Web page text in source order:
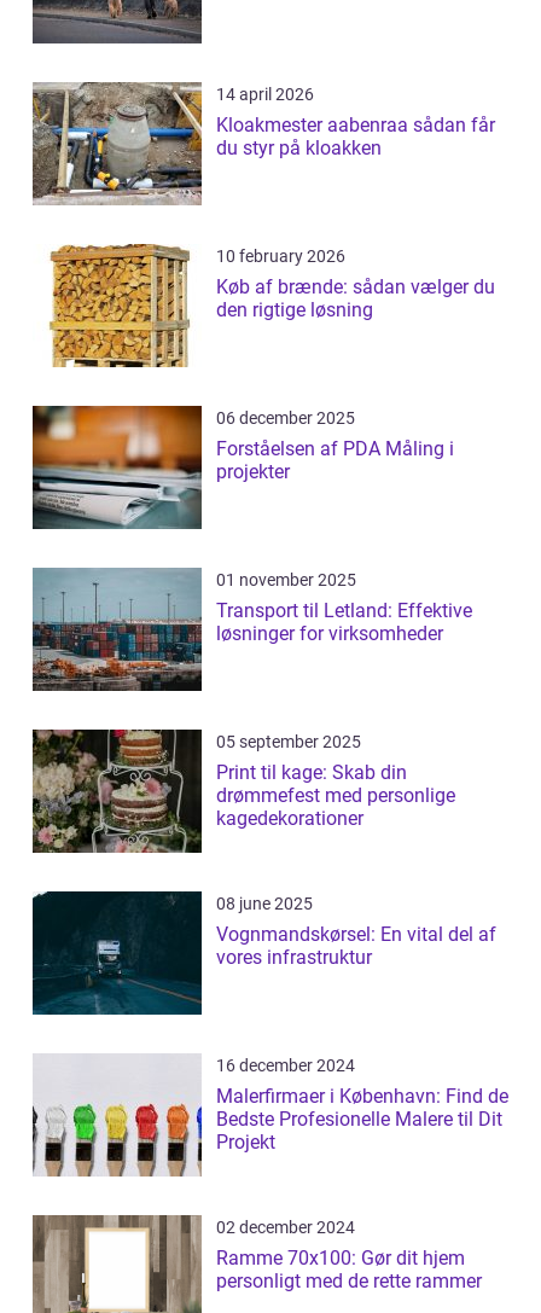
14 april 2026
Kloakmester aabenraa sådan får
du styr på kloakken
10 february 2026
Køb af brænde: sådan vælger du
den rigtige løsning
06 december 2025
Forståelsen af PDA Måling i
projekter
01 november 2025
Transport til Letland: Effektive
løsninger for virksomheder
05 september 2025
Print til kage: Skab din
drømmefest med personlige
kagedekorationer
08 june 2025
Vognmandskørsel: En vital del af
vores infrastruktur
16 december 2024
Malerfirmaer i København: Find de
Bedste Profesionelle Malere til Dit
Projekt
02 december 2024
Ramme 70x100: Gør dit hjem
personligt med de rette rammer